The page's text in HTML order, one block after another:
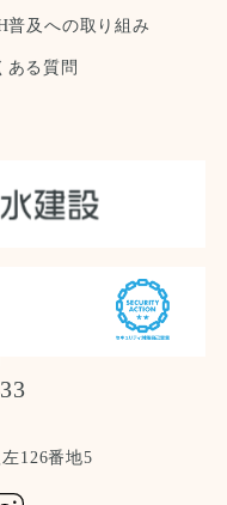
126番地5
普及への取り組み
ある質問